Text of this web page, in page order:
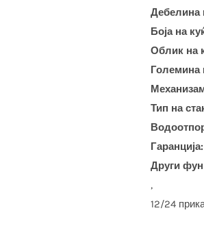
Дебелина
Боја на
Облик на
Големина
Тип на
Гаранција:
Други
,
12/24